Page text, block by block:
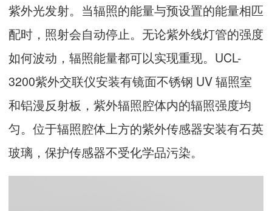
紫外光发射。当辐照的能量与预设置的能量相匹
配时，照射会自动停止。无论紫外线灯管的强度
如何波动，辐照能量都可以实现重现。UCL-
3200紫外交联仪安装有镜面不锈钢 UV 辐照室
和铝漫反射板，紫外辐照腔体内的辐照强度均
匀。位于辐照腔体上方的紫外传感器安装有石英
玻璃，保护传感器不受化学品污染。